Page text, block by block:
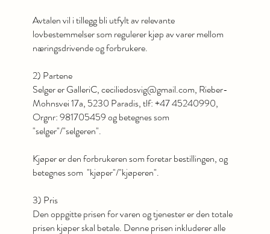
Avtalen vil i tillegg bli utfylt av relevante
lovbestemmelser som regulerer kjøp av varer mellom
næringsdrivende og forbrukere.
2) Partene
Selger er GalleriC,ceciliedosvig@gmail.com, Rieber-
Mohnsvei 17a, 5230 Paradis, tlf: +47 45240990,
Orgnr: 981705459 og betegnes som
"selger"/"selgeren".
Kjøper er den forbrukeren som foretar bestillingen, og
betegnes som "kjøper"/"kjøperen".
3) Pris
Den oppgitte prisen for varen og tjenester er den totale
prisen kjøper skal betale. Denne prisen inkluderer alle